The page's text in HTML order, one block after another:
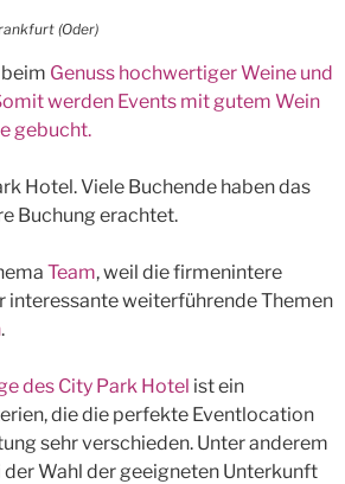
(Oder)
Genuss hochwertiger Weine und
werden Events mit gutem Wein
gebucht.
Hotel. Viele Buchende haben das
Buchung erachtet.
Team, weil die firmenintere
interessante weiterführende Themen
.
des City Park Hotel ist ein
die die perfekte Eventlocation
sehr verschieden. Unter anderem
der Wahl der geeigneten Unterkunft